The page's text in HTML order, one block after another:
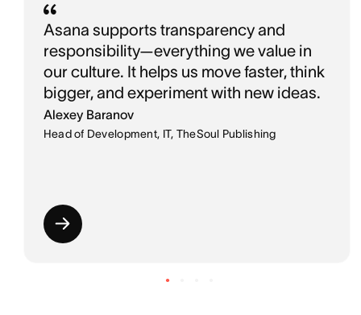
Asana supports transparency and
responsibility—everything we value in
our culture. It helps us move faster, think
bigger, and experiment with new ideas.
Alexey Baranov
Head of Development, IT, TheSoul Publishing